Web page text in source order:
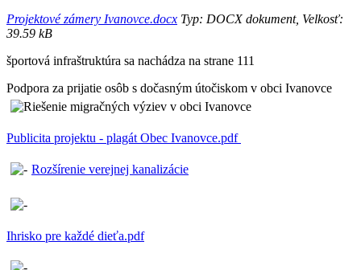
Projektové zámery Ivanovce.docx Typ: DOCX dokument, Velkosť:
39.59 kB
športová infraštruktúra sa nachádza na strane 111
Podpora za prijatie osôb s dočasným útočiskom v obci Ivanovce
Publicita projektu - plagát Obec Ivanovce.pdf
Rozšírenie verejnej kanalizácie
Ihrisko pre každé dieťa.pdf